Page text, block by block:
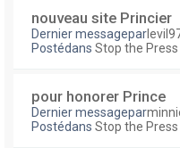
nouveau site Princier
Dernier messagepar
Postédans Stop the
pour honorer Prince
Dernier messagepar
Postédans Stop the